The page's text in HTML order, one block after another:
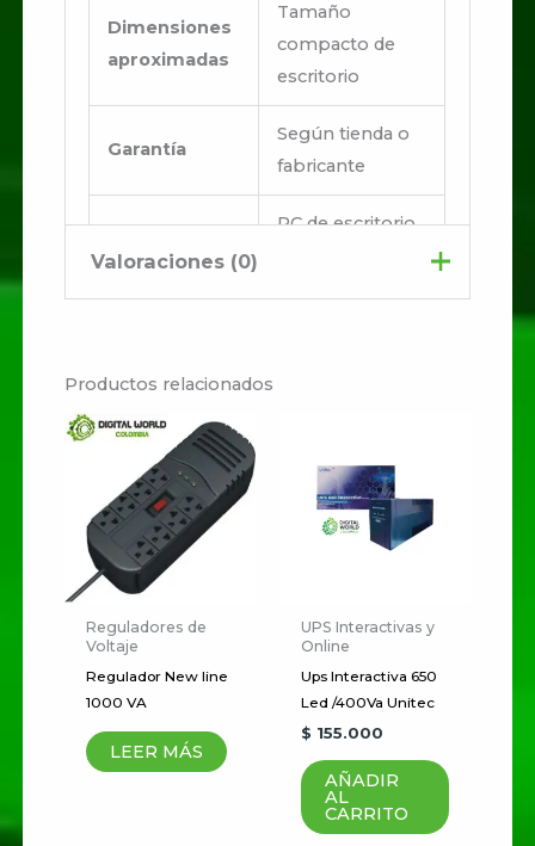
Dimensiones
aproximadas
Tamaño
compacto de
escritorio
Garantía
Según tienda o
fabricante
Uso
PC de escritorio,
Valoraciones (0)
Sé el primero en valorar
“UPS INTERACTIVA
1000VA NEW LINE
POWERBACK”
Tu dirección de correo
electrónico no será publicada.
Los campos obligatorios están
marcados con
Tu
puntuación
Productos relacionados
Reguladores de
Voltaje
Regulador New line
1000 VA
LEER MÁS
UPS Interactivas y
Online
Ups Interactiva 650
Led /400Va Unitec
$ 155.000
AÑADIR
AL
CARRITO